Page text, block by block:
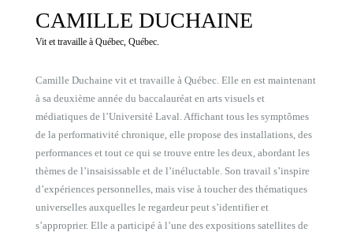
CAMILLE DUCHAINE
Vit et travaille à Québec, Québec.
Camille Duchaine vit et travaille à Québec. Elle en est maintenant
à sa deuxième année du baccalauréat en arts visuels et
médiatiques de l’Université Laval. Affichant tous les symptômes
de la performativité chronique, elle propose des installations, des
performances et tout ce qui se trouve entre les deux, abordant les
thèmes de l’insaisissable et de l’inéluctable. Son travail s’inspire
d’expériences personnelles, mais vise à toucher des thématiques
universelles auxquelles le regardeur peut s’identifier et
s’approprier. Elle a participé à l’une des expositions satellites de